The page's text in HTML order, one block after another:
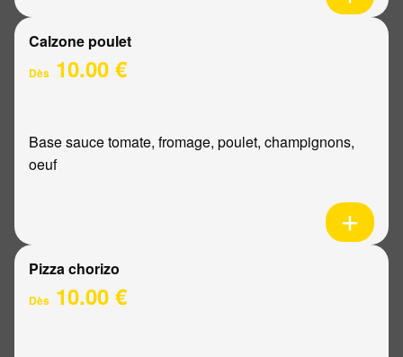
Calzone poulet
Dès 10.00 €
Base sauce tomate, fromage, poulet, champignons,
oeuf
Pizza chorizo
Dès 10.00 €